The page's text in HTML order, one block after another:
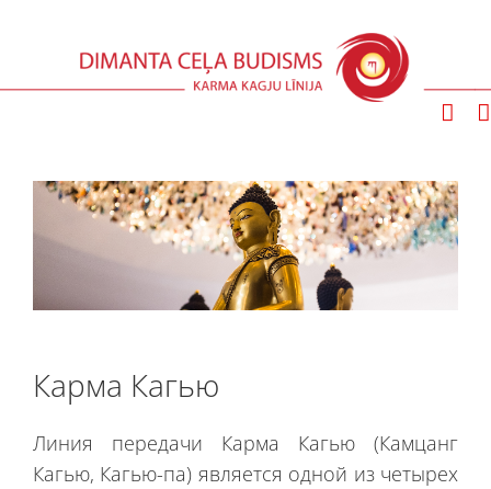
Карма Кагью
Линия передачи Карма Кагью (Камцанг
Кагью, Кагью-па) является одной из четырех